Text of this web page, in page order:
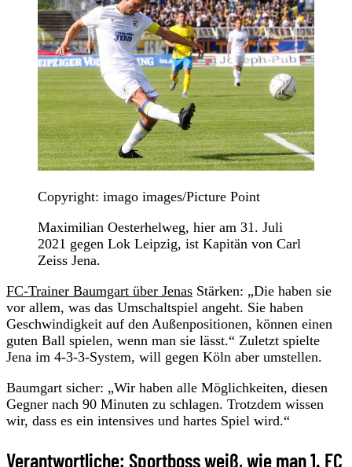
Copyright: imago images/Picture Point
Maximilian Oesterhelweg, hier am 31. Juli
2021 gegen Lok Leipzig, ist Kapitän von Carl
Zeiss Jena.
FC-Trainer Baumgart über Jenas Stärken: „Die haben sie
vor allem, was das Umschaltspiel angeht. Sie haben
Geschwindigkeit auf den Außenpositionen, können einen
guten Ball spielen, wenn man sie lässt.“ Zuletzt spielte
Jena im 4-3-3-System, will gegen Köln aber umstellen.
Baumgart sicher: „Wir haben alle Möglichkeiten, diesen
Gegner nach 90 Minuten zu schlagen. Trotzdem wissen
wir, dass es ein intensives und hartes Spiel wird.“
Verantwortliche: Sportboss weiß, wie man 1. FC